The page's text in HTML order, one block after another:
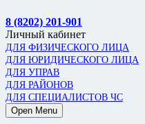
8 (8202) 201-901
Личный кабинет
ДЛЯ ФИЗИЧЕСКОГО ЛИЦА
ДЛЯ ЮРИДИЧЕСКОГО ЛИЦА
ДЛЯ УПРАВ
ДЛЯ РАЙОНОВ
ДЛЯ СПЕЦИАЛИСТОВ ЧС
Open Menu